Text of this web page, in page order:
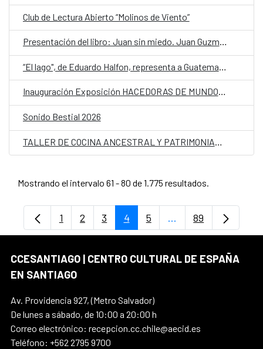
Club de Lectura Abierto “Molinos de Viento”
Presentación del libro: Juan sin miedo. Juan Guzmán Tapia, el juez que procesó a Pinochet, de Julia Guzmán Watine
“El lago", de Eduardo Halfon, representa a Guatemala en la quinta edición de Cuentos en Red
Inauguración Exposición HACEDORAS DE MUNDOS. Prácticas artísticas y activistas en la Cuenca del Aconcagua
Sonido Bestial 2026
Mostrando el intervalo 61 - 80 de 1.775 resultados.
Página
1 Página
2 Página
3 Página
4 Página
5 ...PáginasPágina
89
CCESANTIAGO | CENTRO CULTURAL DE ESPAÑA
EN SANTIAGO
Av. Providencia 927, (Metro Salvador)
De lunes a sábado, de 10:00 a 20:00 h
Correo electrónico: recepcion.cc.chile@aecid.es
Teléfono: +562 2795 9700